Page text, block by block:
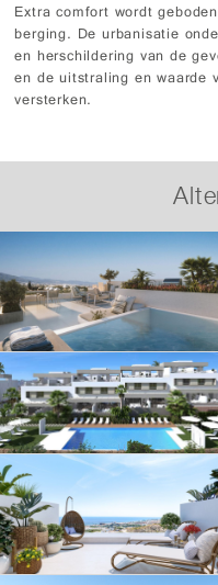
Extra comfort wordt
berging. De urbanisatie
en herschildering van de
en de uitstraling en waarde
versterken.